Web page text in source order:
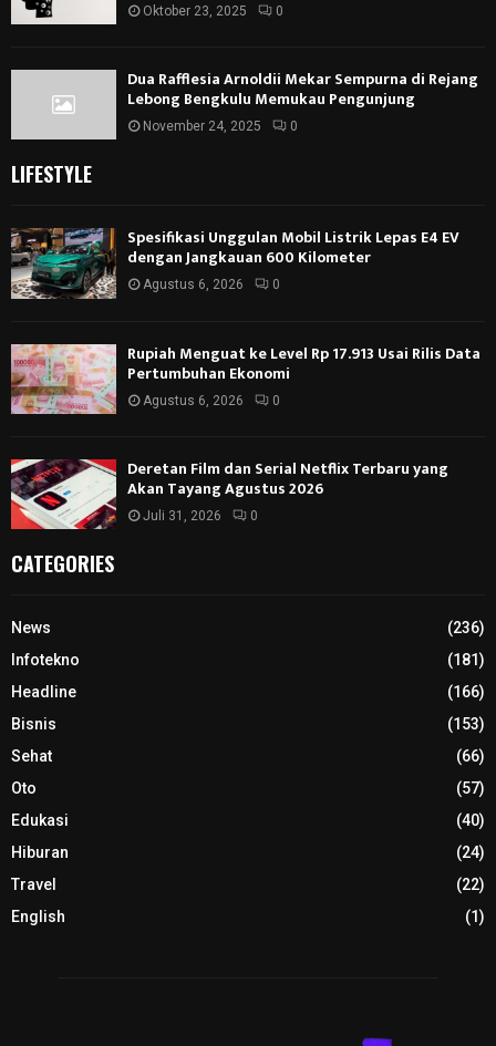
Oktober 23, 2025 0
Dua Rafflesia Arnoldii Mekar Sempurna di Rejang
Lebong Bengkulu Memukau Pengunjung
November 24, 2025 0
LIFESTYLE
Spesifikasi Unggulan Mobil Listrik Lepas E4 EV
dengan Jangkauan 600 Kilometer
Agustus 6, 2026 0
Rupiah Menguat ke Level Rp 17.913 Usai Rilis Data
Pertumbuhan Ekonomi
Agustus 6, 2026 0
Deretan Film dan Serial Netflix Terbaru yang
Akan Tayang Agustus 2026
Juli 31, 2026 0
CATEGORIES
News
(236)
Infotekno
(181)
Headline
(166)
Bisnis
(153)
Sehat
(66)
Oto
(57)
Edukasi
(40)
Hiburan
(24)
Travel
(22)
English
(1)